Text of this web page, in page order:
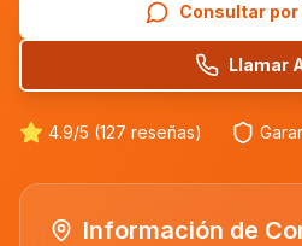
Consultar
Llamar
4.9/5 (127 reseñas)
Información de